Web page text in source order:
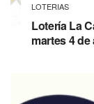
LOTERIAS
Lotería La
martes 4